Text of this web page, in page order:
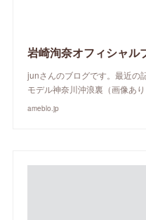
岩崎洵奈オフィシャル
junさんのブログです。最近の
モデル神奈川沖浪裏（画像あり
ameblo.jp